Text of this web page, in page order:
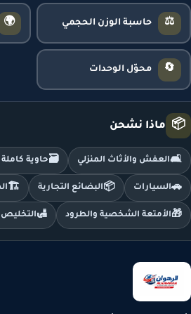
⚖️ حاسبة الوزن الحجمي 🌍
🔄 محوّل الوحدات
📦 ماذا نشحن
🛋️العفش والأثاث المنزلي 🗃️حاوية كاملة FCL
🚗السيارات 📦البضائع التجارية 🏗️
🎁الأمتعة الشخصية والطرود 🛃التخليص